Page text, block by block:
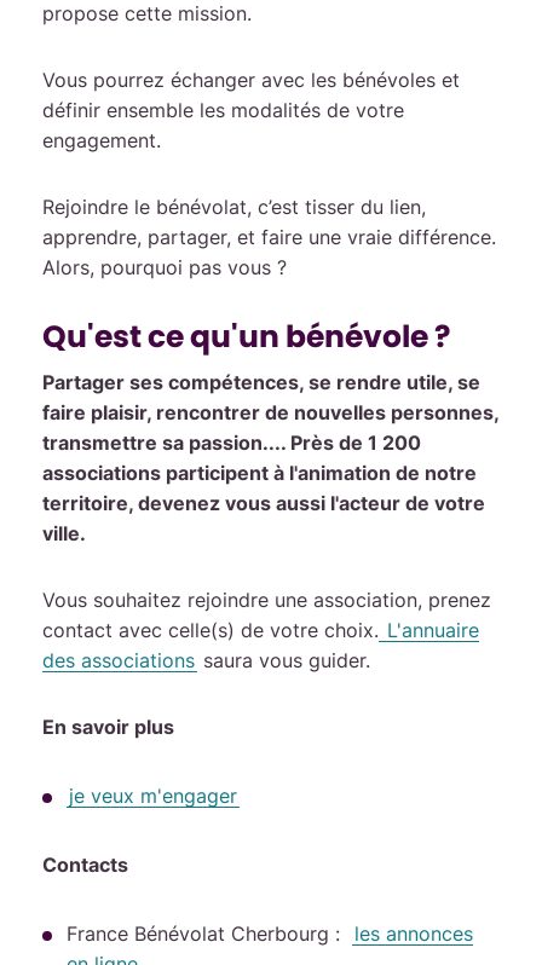
propose cette mission.
Vous pourrez échanger avec les bénévoles et
définir ensemble les modalités de votre
engagement.
Rejoindre le bénévolat, c’est tisser du lien,
apprendre, partager, et faire une vraie différence.
Alors, pourquoi pas vous ?
Qu'est ce qu'un bénévole ?
Partager ses compétences, se rendre utile, se
faire plaisir, rencontrer de nouvelles personnes,
transmettre sa passion.... Près de 1 200
associations participent à l'animation de notre
territoire, devenez vous aussi l'acteur de votre
ville.
Vous souhaitez rejoindre une association, prenez
contact avec celle(s) de votre choix. L'annuaire
des associations saura vous guider.
En savoir plus
je veux m'engager
Contacts
France Bénévolat Cherbourg :
les annonces